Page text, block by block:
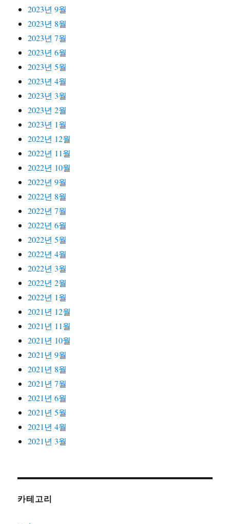
2023년 9월
2023년 8월
2023년 7월
2023년 6월
2023년 5월
2023년 4월
2023년 3월
2023년 2월
2023년 1월
2022년 12월
2022년 11월
2022년 10월
2022년 9월
2022년 8월
2022년 7월
2022년 6월
2022년 5월
2022년 4월
2022년 3월
2022년 2월
2022년 1월
2021년 12월
2021년 11월
2021년 10월
2021년 9월
2021년 8월
2021년 7월
2021년 6월
2021년 5월
2021년 4월
2021년 3월
카테고리